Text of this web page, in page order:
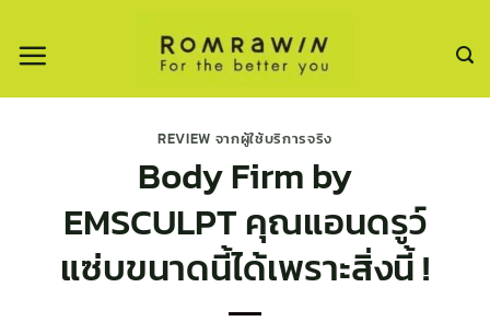
REVIEW จากผู้ใช้บริการจริง
Body Firm by
EMSCULPT คุณแอนดรูว์
แซ่บขนาดนี้ได้เพราะสิ่งนี้ !